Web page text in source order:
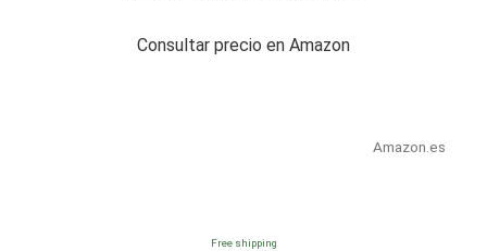
Consultar precio en Amazon
Amazon.es
Free shipping